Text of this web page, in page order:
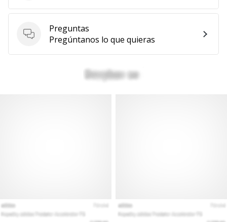
Preguntas
Preguntas
Pregúntanos lo que quieras